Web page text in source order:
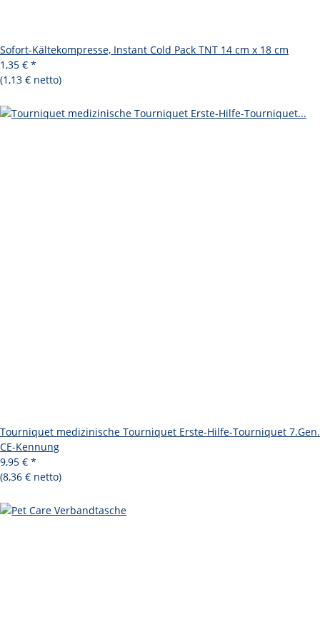
Sofort-Kältekompresse, Instant Cold Pack TNT 14 cm x 18 cm
1,35 € *
(1,13 € netto)
Tourniquet medizinische Tourniquet Erste-Hilfe-Tourniquet 7.Gen.
CE-Kennung
9,95 € *
(8,36 € netto)